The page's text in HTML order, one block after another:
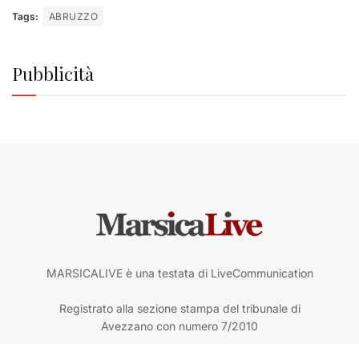
Tags: ABRUZZO
Pubblicità
MARSICALIVE è una testata di LiveCommunication
Registrato alla sezione stampa del tribunale di
Avezzano con numero 7/2010